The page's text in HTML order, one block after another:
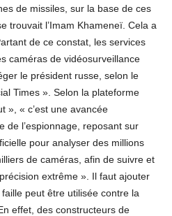
de missiles, sur la base de ces
trouvait l’Imam Khameneï. Cela a
de ce constat, les services
caméras de vidéosurveillance
le président russe, selon le
Times ». Selon la plateforme
», « c’est une avancée
de l’espionnage, reposant sur
pour analyser des millions
de caméras, afin de suivre et
extrême ». Il faut ajouter
peut être utilisée contre la
effet, des constructeurs de